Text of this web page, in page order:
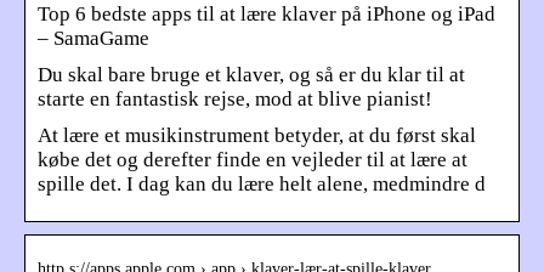
Top 6 bedste apps til at lære klaver på iPhone og iPad
– SamaGame
Du skal bare bruge et klaver, og så er du klar til at
starte en fantastisk rejse, mod at blive pianist!
At lære et musikinstrument betyder, at du først skal
købe det og derefter finde en vejleder til at lære at
spille det. I dag kan du lære helt alene, medmindre d